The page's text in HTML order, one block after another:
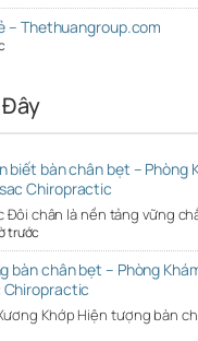
– Thethuangroup.com
biết bàn chân bẹt – Phòng
Chiropractic
Đôi chân là nền tảng vững
trước
bàn chân bẹt – Phòng
Chiropractic
Khớp Hiện tượng bàn